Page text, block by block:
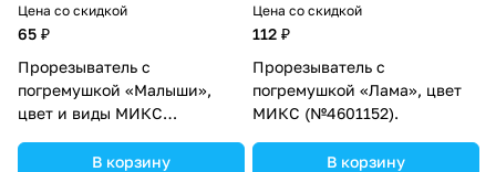
Цена со скидкой
65 ₽
Прорезыватель с
погремушкой «Малыши»,
цвет и виды МИКС
В корзину
Цена со скидкой
112 ₽
Прорезыватель с
погремушкой «Лама», цвет
МИКС (№4601152).
В корзину